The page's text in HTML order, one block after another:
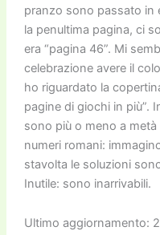
pranzo sono passato in
la penultima pagina, ci
era “pagina 46”. Mi
celebrazione avere il
ho riguardato la
pagine di giochi in più”.
sono più o meno a
numeri romani:
stavolta le soluzioni
Inutile: sono inarrivabili.
Ultimo aggiornamento: